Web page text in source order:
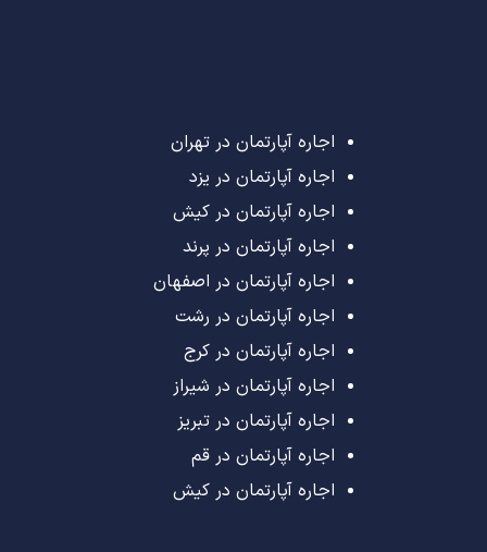
اجاره آپارتمان در تهران
اجاره آپارتمان در یزد
اجاره آپارتمان در کیش
اجاره آپارتمان در پرند
اجاره آپارتمان در اصفهان
اجاره آپارتمان در رشت
اجاره آپارتمان در کرج
اجاره آپارتمان در شیراز
اجاره آپارتمان در تبریز
اجاره آپارتمان در قم
اجاره آپارتمان در کیش